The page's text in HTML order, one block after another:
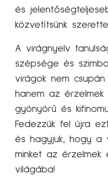
és
közvetítsünk
A virágnyelv
szépsége és
virágok nem
hanem az érzelmek
gyönyörű és
Fedezzük fel újra
és hagyjuk, hogy a
minket az érzelmek
világába!